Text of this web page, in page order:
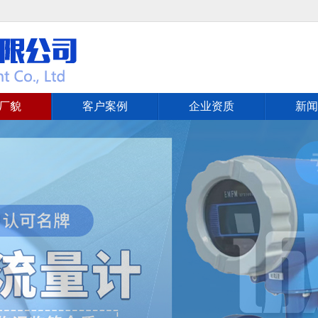
貌 客户案例 企业资质 新